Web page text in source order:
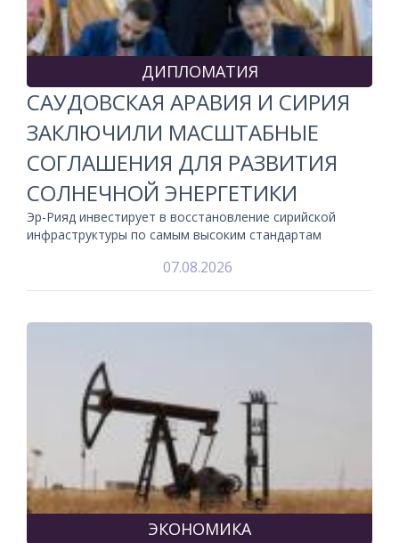
ДИПЛОМАТИЯ
САУДОВСКАЯ АРАВИЯ И СИРИЯ
ЗАКЛЮЧИЛИ МАСШТАБНЫЕ
СОГЛАШЕНИЯ ДЛЯ РАЗВИТИЯ
СОЛНЕЧНОЙ ЭНЕРГЕТИКИ
Эр-Рияд инвестирует в восстановление сирийской
инфраструктуры по самым высоким стандартам
07.08.2026
ЭКОНОМИКА